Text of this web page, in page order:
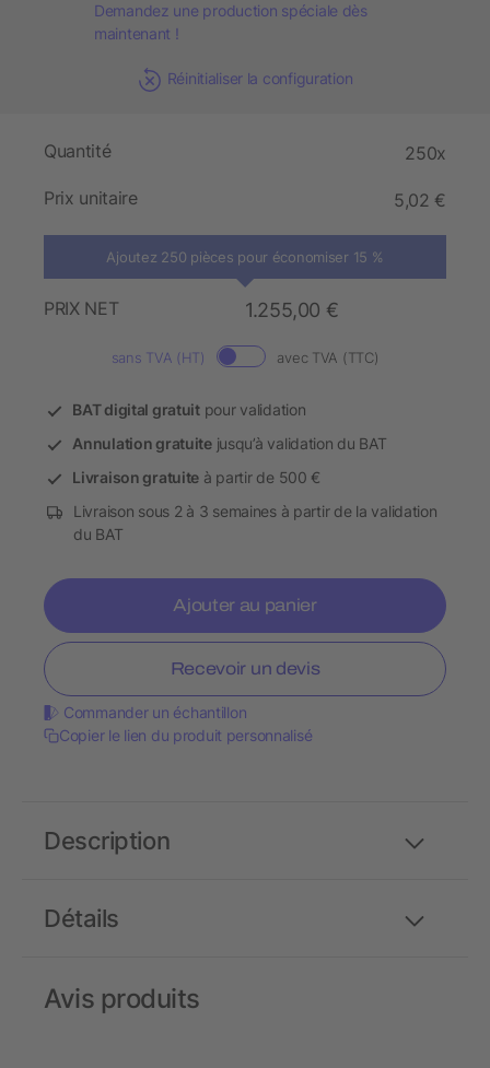
Demandez une production spéciale dès
maintenant !
Réinitialiser la configuration
Quantité 250x
Prix unitaire 5,02 €
Ajoutez 250 pièces pour économiser 15 %
PRIX NET 1.255,00 €
sans TVA (HT) avec TVA (TTC)
BAT digital gratuitpour validation
Annulation gratuitejusqu’à validation du BAT
Livraison gratuite à partir de 500 €
Livraison sous 2 à 3 semaines à partir de la validation
du BAT
Ajouter au panier
Recevoir un devis
Commander un échantillon
Copier le lien du produit personnalisé
Détails
Description
Avis produits